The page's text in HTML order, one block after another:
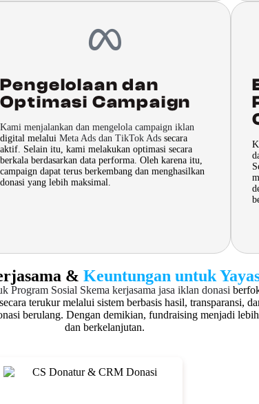
Pengelolaan dan
Optimasi Campaign
Kami menjalankan dan mengelola campaign iklan
digital melalui Meta Ads dan TikTok Adssecara
aktif. Selain itu, kami melakukan optimasi secara
berkala berdasarkan data performa. Oleh karena itu,
campaign dapat terus berkembang dan menghasilkan
donasi yang lebih maksimal.
&Keuntungan untuk
Program Sosial Skema kerjasama jasa iklan donasi
terukur melalui sistem berbasis hasil, transparansi,
berulang. Dengan demikian, fundraising menjadi
dan berkelanjutan.